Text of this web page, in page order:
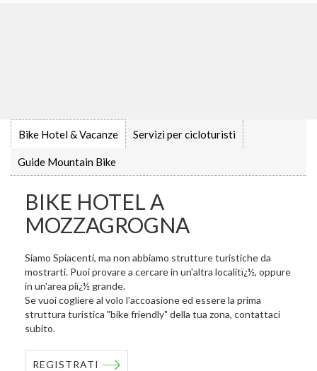
Bike Hotel & Vacanze Servizi per cicloturisti
Guide Mountain Bike
BIKE HOTEL A
MOZZAGROGNA
Siamo Spiacenti, ma non abbiamo strutture turistiche da
mostrarti. Puoi provare a cercare in un'altra localitï¿½, oppure
in un'area piï¿½ grande.
Se vuoi cogliere al volo l'accoasione ed essere la prima
struttura turistica "bike friendly" della tua zona, contattaci
subito.
REGISTRATI